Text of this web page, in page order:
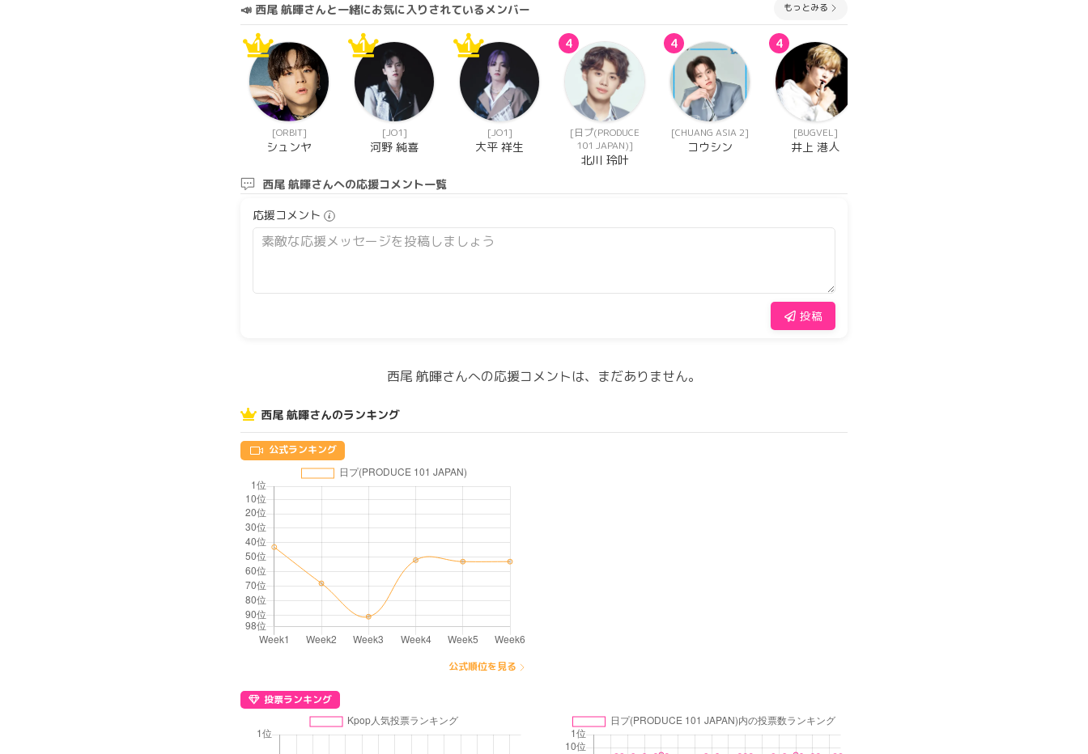
📣 西尾 航暉さんと一緒にお気に入りされているメンバー もっとみる
1
[ORΒIT]
シュンヤ
1
[JO1]
河野 純喜
1
[JO1]
大平 祥生
4
[日プ(PRODUCE
101 JAPAN)]
北川 玲叶
4
[CHUANG ASIA 2]
コウシン
4
[BUGVEL]
井上 港人
西尾 航暉さんへの応援コメント一覧
応援コメント
投稿
西尾 航暉さんへの応援コメントは、まだありません。
西尾 航暉さんのランキング
公式ランキング
公式順位を見る
投票ランキング